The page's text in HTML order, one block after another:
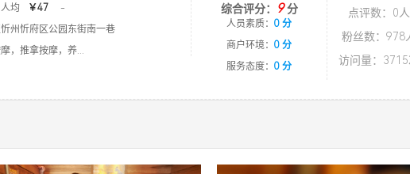
人均 ￥47
-
州忻府区公园东街南一巷
，推拿按摩，养...
综合评分： 9分
人员素质： 0 分
商户环境： 0 分
服务态度： 0 分
点评数：0人
粉丝数：978
访问量：3715